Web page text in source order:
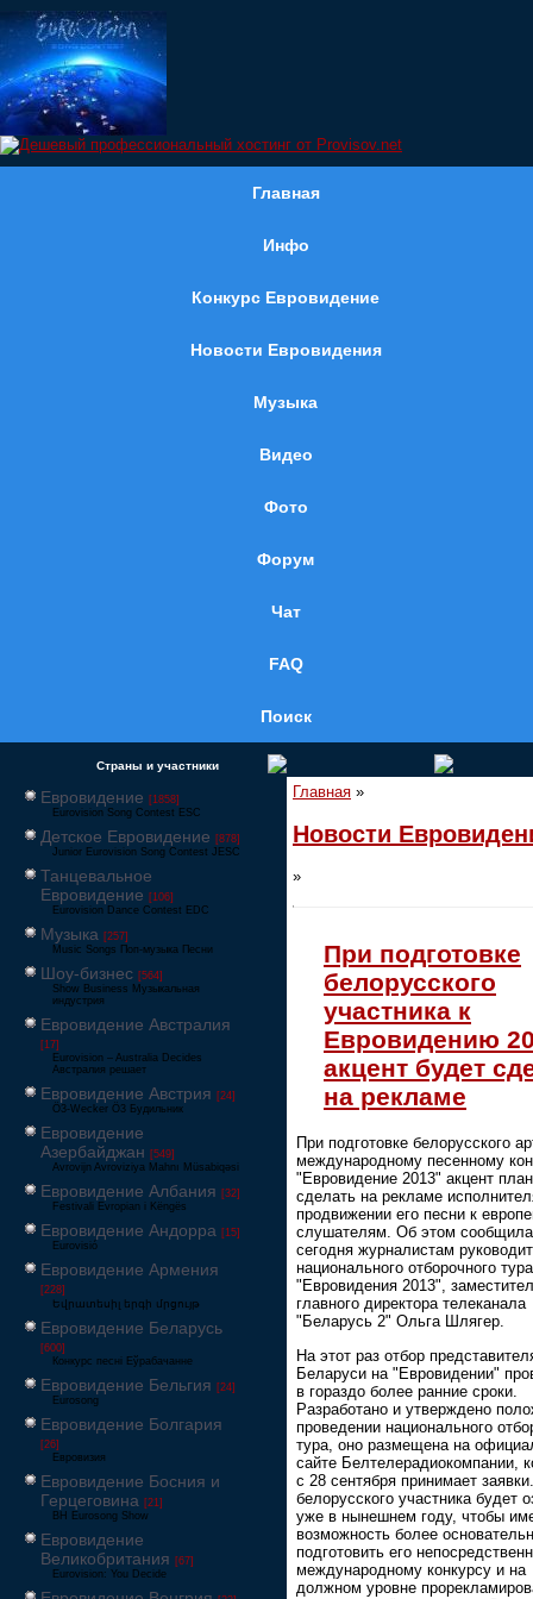
Главная
Инфо
Конкурс Евровидение
Новости Евровидения
Музыка
Видео
Фото
Форум
Чат
FAQ
Поиск
Страны и участники
Евровидение [1858]
Eurovision Song Contest ESC
Детское Евровидение [878]
Junior Eurovision Song Contest JESC
Танцевальное
Евровидение [106]
Eurovision Dance Contest EDC
Музыка [257]
Music Songs Поп-музыка Песни
Шоу-бизнес [564]
Show Business Музыкальная
индустрия
Евровидение Австралия
[17]
Eurovision – Australia Decides
Австралия решает
Евровидение Австрия [24]
Ö3-Wecker Ö3 Будильник
Евровидение
Азербайджан [549]
Avrovijn Avroviziya Mahnı Müsabiqəsi
Евровидение Албания [32]
Festivali Evropian i Këngës
Евровидение Андорра [15]
Eurovisió
Евровидение Армения
[228]
Եվրատեսիլ երգի մրցույթ
Евровидение Беларусь
[600]
Конкурс песні Еўрабачанне
Евровидение Бельгия [24]
Eurosong
Евровидение Болгария
[26]
Евровизия
Евровидение Босния и
Герцеговина [21]
BH Eurosong Show
Евровидение
Великобритания [67]
Eurovision: You Decide
Главная »
Новости
»
При подготовке
белорусского
участника к
Евровидению
акцент будет
на рекламе
При подготовке белорусского
международному песенному
"Евровидение 2013" акцент
сделать на рекламе
продвижении его песни к
слушателям. Об этом сообщила
сегодня журналистам
национального отборочного тура
"Евровидения 2013",
главного директора телеканала
"Беларусь 2" Ольга Шлягер.
На этот раз отбор
Беларуси на "Евровидении"
в гораздо более ранние сроки.
Разработано и утверждено
проведении национального
тура, оно размещена на
сайте Белтелерадиокомпании,
с 28 сентября принимает
белорусского участника будет
уже в нынешнем году, чтобы
возможность более
подготовить его
международному конкурсу и на
должном уровне